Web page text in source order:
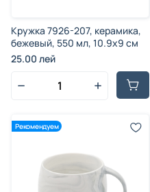
Кружка 7926-207, керамика,
бежевый, 550 мл, 10.9x9 см
25.00 лей
Рекомендуем